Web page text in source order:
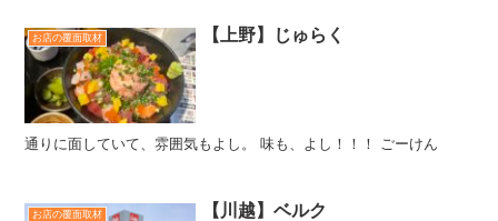
お店の覆面取材 【上野】じゅらく
通りに面していて、雰囲気もよし。 味も、よし！！！ ごーけん
お店の覆面取材 【川越】ベルク